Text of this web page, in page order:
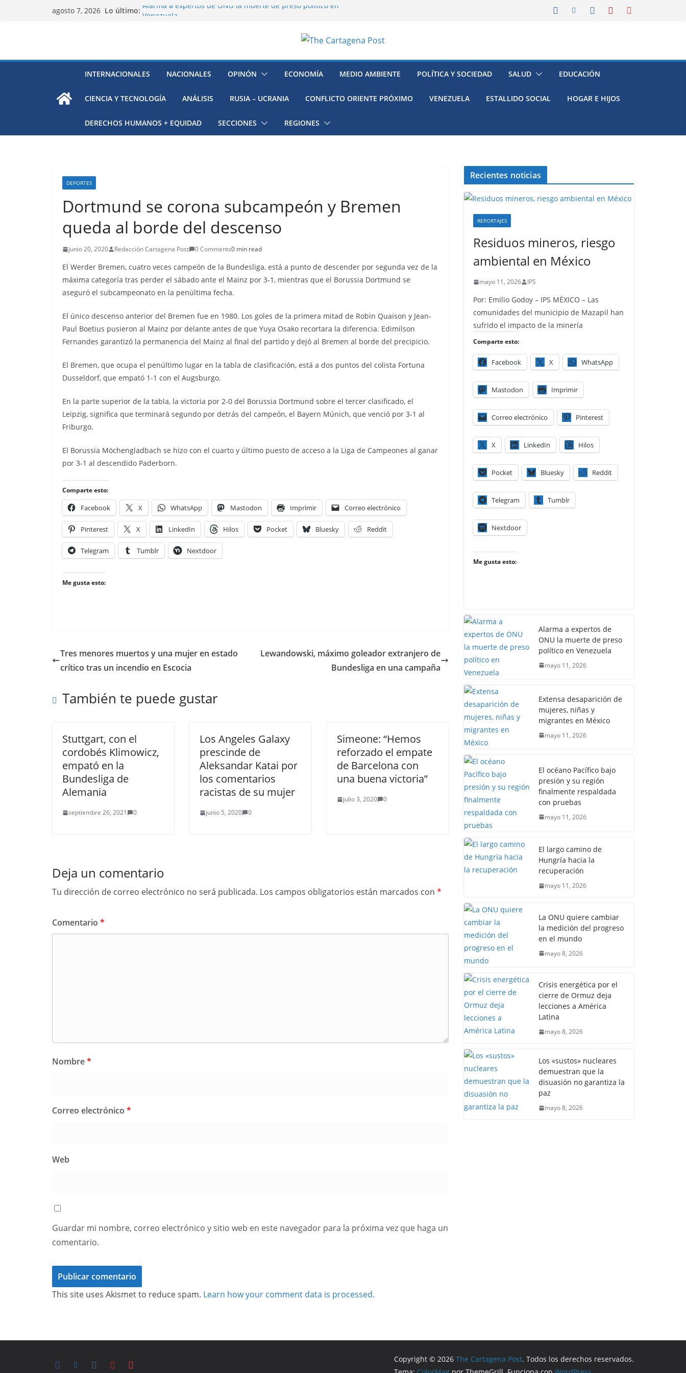
agosto 7, 2026 Lo último: Alarma a expertos de ONU la muerte de preso político en
respaldada con pruebas
El largo camino de Hungría hacia la recuperación
INTERNACIONALES NACIONALES OPINÓN ECONOMÍA MEDIO AMBIENTE POLÍTICA Y SOCIEDAD SALUD EDUCACIÓN
CIENCIA Y TECNOLOGÍA ANÁLISIS RUSIA – UCRANIA CONFLICTO ORIENTE PRÓXIMO VENEZUELA ESTALLIDO SOCIAL HOGAR E HIJOS
DERECHOS HUMANOS + EQUIDAD SECCIONES REGIONES
DEPORTES
Dortmund se corona subcampeón y Bremen
queda al borde del descenso
junio 20, 2020 Redacción Cartagena Post 0 Comments0 min read
El Werder Bremen, cuatro veces campeón de la Bundesliga, está a punto de descender por segunda vez de la
máxima categoría tras perder el sábado ante el Mainz por 3-1, mientras que el Borussia Dortmund se
aseguró el subcampeonato en la penúltima fecha.
El único descenso anterior del Bremen fue en 1980. Los goles de la primera mitad de Robin Quaison y Jean-
Paul Boetius pusieron al Mainz por delante antes de que Yuya Osako recortara la diferencia. Edimilson
Fernandes garantizó la permanencia del Mainz al final del partido y dejó al Bremen al borde del precipicio.
El Bremen, que ocupa el penúltimo lugar en la tabla de clasificación, está a dos puntos del colista Fortuna
Dusseldorf, que empató 1-1 con el Augsburgo.
En la parte superior de la tabla, la victoria por 2-0 del Borussia Dortmund sobre el tercer clasificado, el
Leipzig, significa que terminará segundo por detrás del campeón, el Bayern Múnich, que venció por 3-1 al
Friburgo.
El Borussia Möchengladbach se hizo con el cuarto y último puesto de acceso a la Liga de Campeones al ganar
por 3-1 al descendido Paderborn.
Comparte esto:
Facebook X WhatsApp Mastodon Imprimir Correo electrónico
Pinterest X LinkedIn Hilos Pocket Bluesky Reddit
Telegram Tumblr Nextdoor
Me gusta esto:
Tres menores muertos y una mujer en estado
crítico tras un incendio en Escocia
Lewandowski, máximo goleador extranjero de
Bundesliga en una campaña
También te puede gustar
Stuttgart, con el
cordobés Klimowicz,
empató en la
Bundesliga de
Alemania
septiembre 26, 2021 0
Los Angeles Galaxy
prescinde de
Aleksandar Katai por
los comentarios
racistas de su mujer
junio 5, 2020 0
Simeone: “Hemos
reforzado el empate
de Barcelona con
una buena victoria”
julio 3, 2020 0
Deja un comentario
Tu dirección de correo electrónico no será publicada. Los campos obligatorios están marcados con *
Comentario *
Nombre*
Correo electrónico *
Web
Guardar mi nombre, correo electrónico y sitio web en este navegador para la próxima vez que haga un
comentario.
This site uses Akismet to reduce spam. Learn how your comment data is processed.
Recientes noticias
REPORTAJES
Residuos mineros, riesgo
ambiental en México
mayo 11, 2026 IPS
Por: Emilio Godoy – IPS MÉXICO – Las
comunidades del municipio de Mazapil han
sufrido el impacto de la minería
Comparte esto:
Facebook X WhatsApp
Mastodon Imprimir
Correo electrónico Pinterest
X LinkedIn Hilos
Pocket Bluesky Reddit
Telegram Tumblr
Nextdoor
Me gusta esto:
Alarma a expertos de
ONU la muerte de preso
político en Venezuela
mayo 11, 2026
Extensa desaparición de
mujeres, niñas y
migrantes en México
mayo 11, 2026
El océano Pacífico bajo
presión y su región
finalmente respaldada
con pruebas
mayo 11, 2026
El largo camino de
Hungría hacia la
recuperación
mayo 11, 2026
La ONU quiere cambiar
la medición del progreso
en el mundo
mayo 8, 2026
Crisis energética por el
cierre de Ormuz deja
lecciones a América
Latina
mayo 8, 2026
Los «sustos» nucleares
demuestran que la
disuasión no garantiza la
paz
mayo 8, 2026
Copyright © 2026 The Cartagena Post. Todos los derechos reservados.